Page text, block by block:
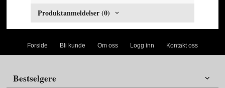
Produktanmeldelser (0)
Forside Bli kunde Om oss Logg inn Kontakt oss
Bestselgere